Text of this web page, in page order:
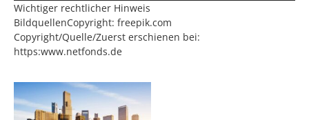
Wichtiger rechtlicher Hinweis
BildquellenCopyright: freepik.com
Copyright/Quelle/Zuerst erschienen bei:
https:www.netfonds.de